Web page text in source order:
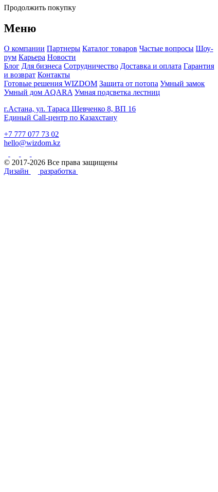
Продолжить покупку
Меню
О компании Партнеры Каталог товаров Частые вопросы Шоу-
рум Карьера Новости
Блог Для бизнеса Сотрудничество Доставка и оплата Гарантия
и возврат Контакты
Готовые решения WIZDOM Защита от потопа Умный замок
Умный дом AQARA Умная подсветка лестниц
г.Астана, ул. Тараса Шевченко 8, ВП 16
Единый Call-центр по Казахстану
+7 777 077 73 02
hello@wizdom.kz
© 2017-2026 Все права защищены
Дизайн
разработка